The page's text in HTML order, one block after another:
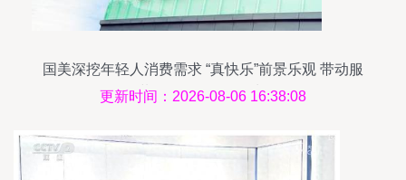
国美深挖年轻人消费需求 “真快乐”前景乐观 带动服
装服饰零售强劲增长
更新时间：2026-08-06 16:38:08